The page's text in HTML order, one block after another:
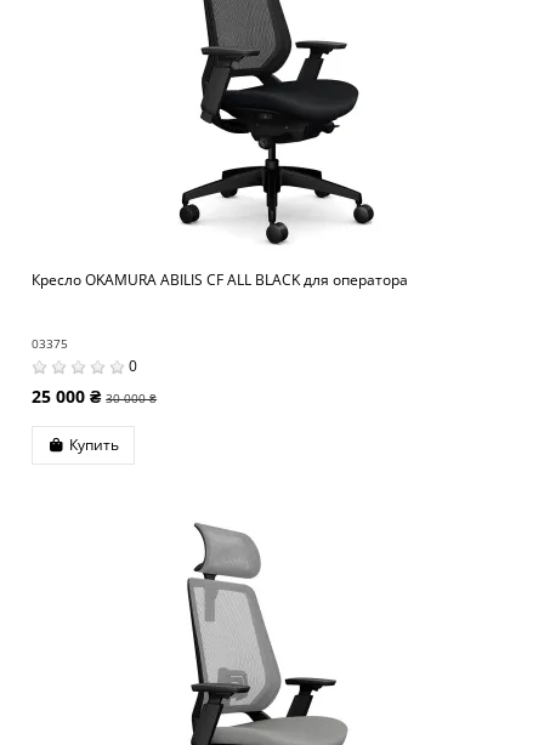
Кресло OKAMURA ABILIS CF ALL BLACK для оператора
03375
0
25 000 ₴30 000 ₴
Купить